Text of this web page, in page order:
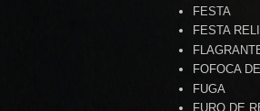
FESTA
FESTA
FOFOCA
FUGA
FURO DE